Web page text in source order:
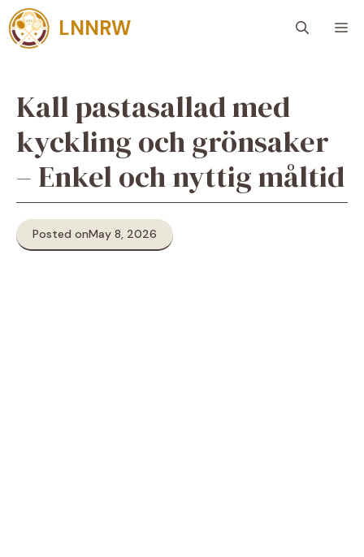
Skip
to
content
LNNRW
Kall pastasallad med
kyckling och grönsaker
– Enkel och nyttig måltid
Posted onMay 8, 2026